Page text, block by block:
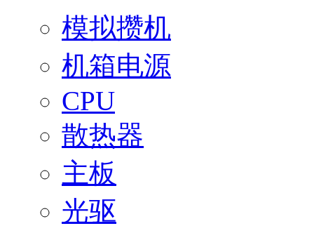
模拟攒机
机箱电源
CPU
散热器
主板
光驱